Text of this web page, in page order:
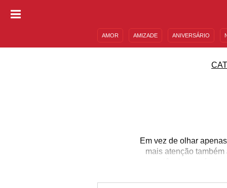
AMOR AMIZADE ANIVERSÁRIO
Em vez de olhar
mais atenção
experiência possível
enfermeira que dá